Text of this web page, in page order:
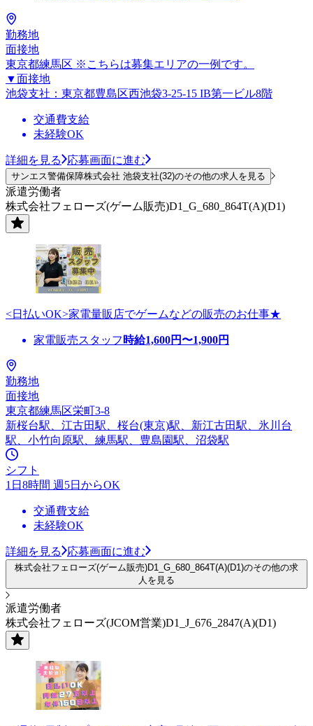
勤務地
面接地
東京都練馬区 ※こちらは募集エリアの一例です。
▼面接地
池袋支社：東京都豊島区西池袋3-25-15 IB第一ビル8階
交通費支給
未経験OK
詳細を見る 応募画面に進む
サンエス警備保障株式会社 池袋支社(32)のその他の求人を見る
派遣労働者
株式会社フェローズ(ゲーム販売)D1_G_680_864T(A)(D1)
<日払いOK>家電量販店でゲームなどの販売のお仕事★
家電販売スタッフ 時給1,600円〜1,900円
勤務地
面接地
東京都練馬区栄町3-8
新桜台駅、江古田駅、桜台(東京)駅、新江古田駅、氷川台
駅、小竹向原駅、練馬駅、豊島園駅、沼袋駅
シフト
1日8時間 週5日からOK
交通費支給
未経験OK
詳細を見る 応募画面に進む
株式会社フェローズ(ゲーム販売)D1_G_680_864T(A)(D1)のその他の求
人を見る
派遣労働者
株式会社フェローズ(JCOM営業)D1_J_676_2847(A)(D1)